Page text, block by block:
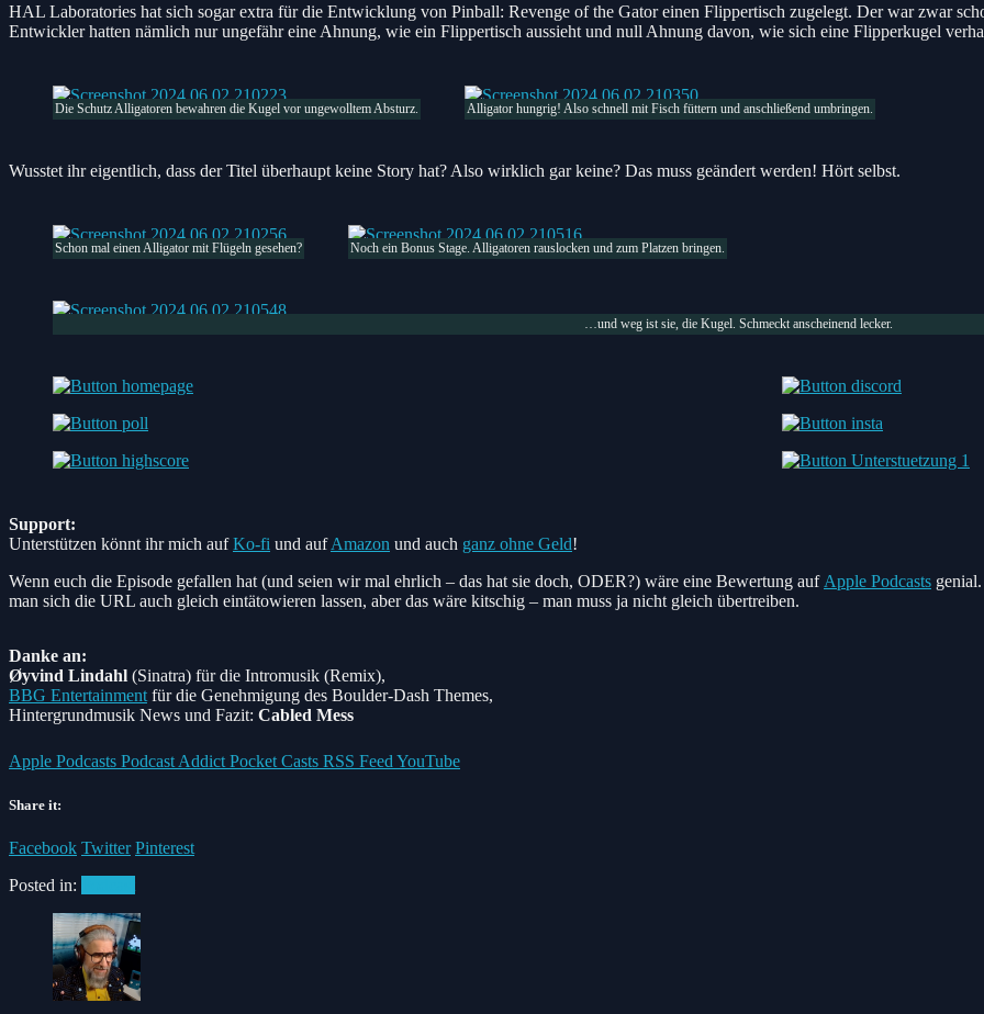
HAL Laboratories hat sich sogar extra für die Entwicklung von Pinball: Revenge of the Gator einen Flippertisch zugelegt. Der war zwar
Entwickler hatten nämlich nur ungefähr eine Ahnung, wie ein Flippertisch aussieht und null Ahnung davon, wie sich eine Flipperkugel
Die Schutz Alligatoren bewahren die Kugel vor ungewolltem Absturz. Alligator hungrig! Also schnell mit Fisch füttern und anschließend umbringen.
Wusstet ihr eigentlich, dass der Titel überhaupt keine Story hat? Also wirklich gar keine? Das muss geändert werden! Hört selbst.
Schon mal einen Alligator mit Flügeln gesehen? Noch ein Bonus Stage. Alligatoren rauslocken und zum Platzen bringen.
…und weg ist sie, die Kugel. Schmeckt anscheinend lecker.
Support:
Unterstützen könnt ihr mich aufKo-fi und aufAmazon und auch ganz ohne Geld!
Wenn euch die Episode gefallen hat (und seien wir mal ehrlich – das hat sie doch, ODER?) wäre eine Bewertung aufApple Podcasts
man sich die URL auch gleich eintätowieren lassen, aber das wäre kitschig – man muss ja nicht gleich übertreiben.
Danke an:
Øyvind Lindahl (Sinatra) für die Intromusik (Remix),
BBG Entertainmentfür die Genehmigung des Boulder-Dash Themes,
Hintergrundmusik News und Fazit: Cabled Mess
Apple Podcasts Podcast AddictPocket Casts RSS FeedYouTube
Share it:
Facebook Twitter Pinterest
Posted in: